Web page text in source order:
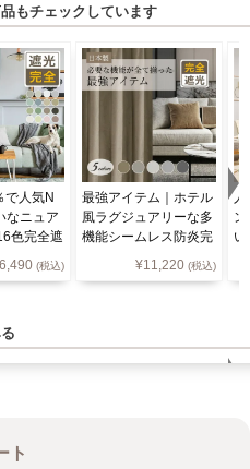
もチェックしています
で人気N
なニュア
色完全遮
6,490 (税込)
最強アイテム｜ホテル
風ラグジュアリーな多
機能シームレス防炎完
¥11,220 (税込)
ン
ト